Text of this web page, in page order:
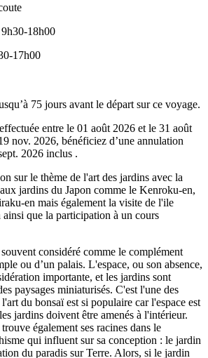
18h00
17h00
75 jours avant le départ sur ce voyage.
entre le 01 août 2026 et le 31 août
nov. 2026, bénéficiez d’une annulation
2026 inclus .
sur le thème de l'art des jardins avec la
jardins du Japon comme le Kenroku-en,
en mais également la visite de l'ile
que la participation à un cours
considéré comme le complément
ou d’un palais. L'espace, ou son absence,
importante, et les jardins sont
paysages miniaturisés. C'est l'une des
du bonsaï est si populaire car l'espace est
jardins doivent être amenés à l'intérieur.
également ses racines dans le
qui influent sur sa conception : le jardin
du paradis sur Terre. Alors, si le jardin